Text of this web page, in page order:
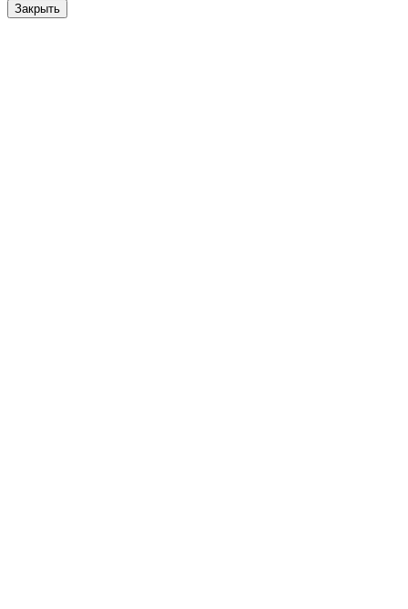
Закрыть